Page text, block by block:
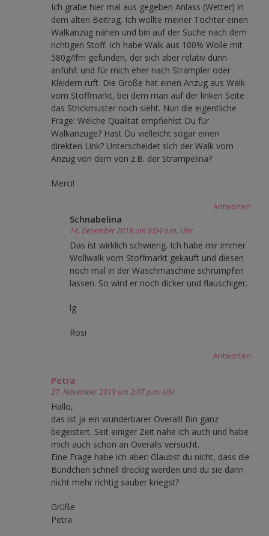
Ich grabe hier mal aus gegeben Anlass (Wetter) in
dem alten Beitrag. Ich wollte meiner Tochter einen
Walkanzug nähen und bin auf der Suche nach dem
richtigen Stoff. Ich habe Walk aus 100% Wolle mit
580g/lfm gefunden, der sich aber relativ dünn
anfühlt und für mich eher nach Strampler oder
Kleidern ruft. Die Große hat einen Anzug aus Walk
vom Stoffmarkt, bei dem man auf der linken Seite
das Strickmuster noch sieht. Nun die eigentliche
Frage: Welche Qualität empfiehlst Du für
Walkanzüge? Hast Du vielleicht sogar einen
direkten Link? Unterscheidet sich der Walk vom
Anzug von dem von z.B. der Strampelina?
Merci!
Antworten
Schnabelina
14. Dezember 2018 um 9:04 a.m. Uhr
Das ist wirklich schwierig. Ich habe mir immer
Wollwalk vom Stoffmarkt gekauft und diesen
noch mal in der Waschmaschine schrumpfen
lassen. So wird er noch dicker und flauschiger.
lg
Rosi
Antworten
Petra
27. November 2019 um 2:07 p.m. Uhr
Hallo,
das ist ja ein wunderbarer Overall! Bin ganz
begeistert. Seit einiger Zeit nähe ich auch und habe
mich auch schon an Overalls versucht.
Eine Frage habe ich aber: Glaubst du nicht, dass die
Bündchen schnell dreckig werden und du sie dann
nicht mehr richtig sauber kriegst?
Grüße
Petra